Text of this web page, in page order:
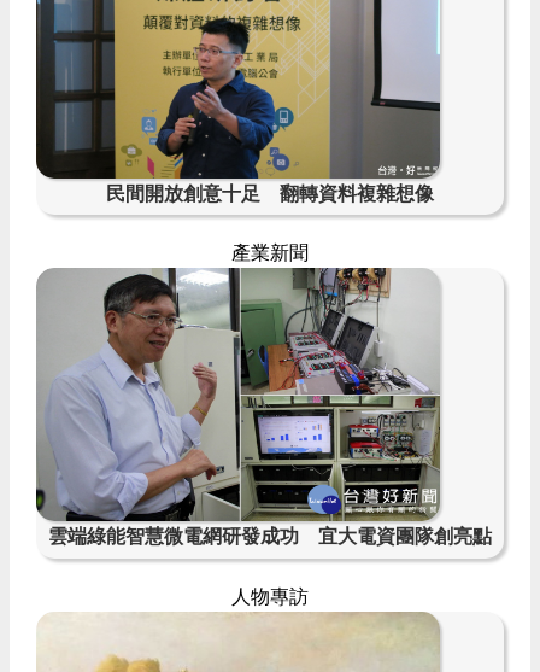
民間開放創意十足 翻轉資料複雜想像
產業新聞
雲端綠能智慧微電網研發成功 宜大電資團隊創亮點
人物專訪